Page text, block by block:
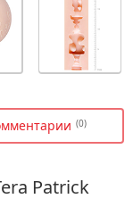
(0)
Patrick